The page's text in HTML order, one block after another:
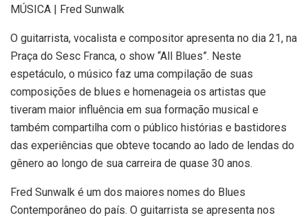
MÚSICA | Fred Sunwalk
O guitarrista, vocalista e compositor apresenta no dia 21, na
Praça do Sesc Franca, o show “All Blues”. Neste
espetáculo, o músico faz uma compilação de suas
composições de blues e homenageia os artistas que
tiveram maior influência em sua formação musical e
também compartilha com o público histórias e bastidores
das experiências que obteve tocando ao lado de lendas do
gênero ao longo de sua carreira de quase 30 anos.
Fred Sunwalk é um dos maiores nomes do Blues
Contemporâneo do país. O guitarrista se apresenta nos